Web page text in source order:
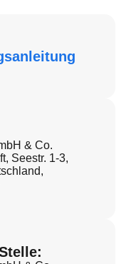
& Co.
Seestr. 1-3,